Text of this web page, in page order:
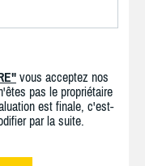
vous acceptez nos
pas le propriétaire
est finale, c'est-
par la suite.